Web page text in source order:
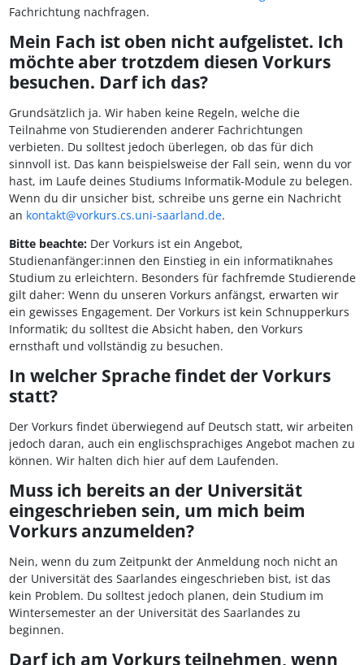
Fachrichtung nachfragen.
Mein Fach ist oben nicht aufgelistet. Ich
möchte aber trotzdem diesen Vorkurs
besuchen. Darf ich das?
Grundsätzlich ja. Wir haben keine Regeln, welche die
Teilnahme von Studierenden anderer Fachrichtungen
verbieten. Du solltest jedoch überlegen, ob das für dich
sinnvoll ist. Das kann beispielsweise der Fall sein, wenn du vor
hast, im Laufe deines Studiums Informatik-Module zu belegen.
Wenn du dir unsicher bist, schreibe uns gerne ein Nachricht
an kontakt@vorkurs.cs.uni-saarland.de.
Bitte beachte:Der Vorkurs ist ein Angebot,
Studienanfänger:innen den Einstieg in ein informatiknahes
Studium zu erleichtern. Besonders für fachfremde Studierende
gilt daher: Wenn du unseren Vorkurs anfängst, erwarten wir
ein gewisses Engagement. Der Vorkurs ist kein Schnupperkurs
Informatik; du solltest die Absicht haben, den Vorkurs
ernsthaft und vollständig zu besuchen.
In welcher Sprache findet der Vorkurs
statt?
Der Vorkurs findet überwiegend auf Deutsch statt, wir arbeiten
jedoch daran, auch ein englischsprachiges Angebot machen zu
können. Wir halten dich hier auf dem Laufenden.
Muss ich bereits an der Universität
eingeschrieben sein, um mich beim
Vorkurs anzumelden?
Nein, wenn du zum Zeitpunkt der Anmeldung noch nicht an
der Universität des Saarlandes eingeschrieben bist, ist das
kein Problem. Du solltest jedoch planen, dein Studium im
Wintersemester an der Universität des Saarlandes zu
beginnen.
Darf ich am Vorkurs teilnehmen, wenn